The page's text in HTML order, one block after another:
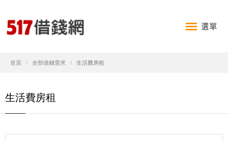
選單
首頁 全部借錢需求 生活費房租
生活費房租